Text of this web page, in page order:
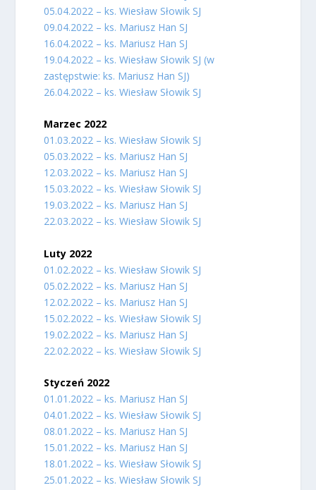
05.04.2022 – ks. Wiesław Słowik SJ
09.04.2022 – ks. Mariusz Han SJ
16.04.2022 – ks. Mariusz Han SJ
19.04.2022 – ks. Wiesław Słowik SJ (w
zastępstwie: ks. Mariusz Han SJ)
26.04.2022 – ks. Wiesław Słowik SJ
Marzec 2022
01.03.2022 – ks. Wiesław Słowik SJ
05.03.2022 – ks. Mariusz Han SJ
12.03.2022 – ks. Mariusz Han SJ
15.03.2022 – ks. Wiesław Słowik SJ
19.03.2022 – ks. Mariusz Han SJ
22.03.2022 – ks. Wiesław Słowik SJ
Luty 2022
01.02.2022 – ks. Wiesław Słowik SJ
05.02.2022 – ks. Mariusz Han SJ
12.02.2022 – ks. Mariusz Han SJ
15.02.2022 – ks. Wiesław Słowik SJ
19.02.2022 – ks. Mariusz Han SJ
22.02.2022 – ks. Wiesław Słowik SJ
Styczeń 2022
01.01.2022 – ks. Mariusz Han SJ
04.01.2022 – ks. Wiesław Słowik SJ
08.01.2022 – ks. Mariusz Han SJ
15.01.2022 – ks. Mariusz Han SJ
18.01.2022 – ks. Wiesław Słowik SJ
25.01.2022 – ks. Wiesław Słowik SJ